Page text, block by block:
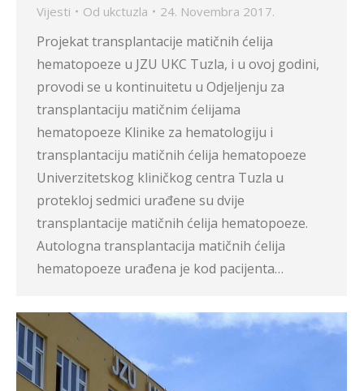
Vijesti Od ukctuzla 24. Novembra 2017.
Projekat transplantacije matičnih ćelija
hematopoeze u JZU UKC Tuzla, i u ovoj godini,
provodi se u kontinuitetu u Odjeljenju za
transplantaciju matičnim ćelijama
hematopoeze Klinike za hematologiju i
transplantaciju matičnih ćelija hematopoeze
Univerzitetskog kliničkog centra Tuzla u
protekloj sedmici urađene su dvije
transplantacije matičnih ćelija hematopoeze.
Autologna transplantacija matičnih ćelija
hematopoeze urađena je kod pacijenta…